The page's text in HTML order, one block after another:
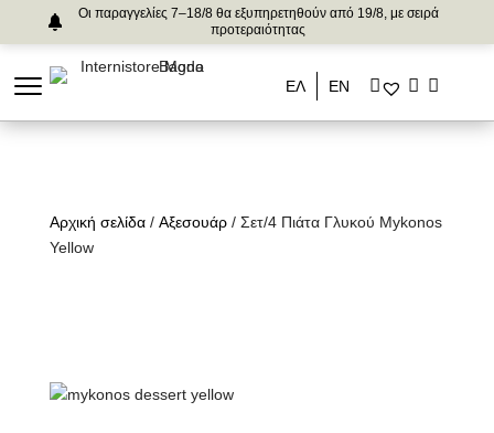
Οι παραγγελίες 7–18/8 θα εξυπηρετηθούν από 19/8, με σειρά
προτεραιότητας
ΕΛ ΕΝ
Αρχική σελίδα/ Αξεσουάρ/ Σετ/4 Πιάτα Γλυκού Mykonos
Yellow